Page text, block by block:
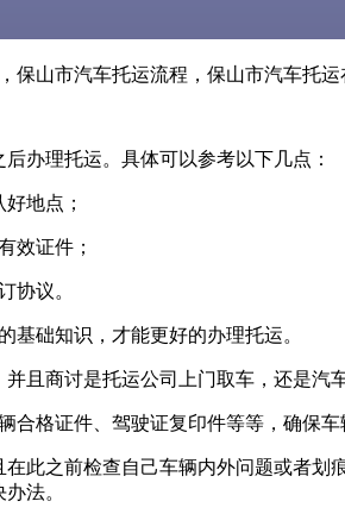
保山市汽车托运流程，保山市汽车托运
办理托运。具体可以参考以下几点：
地点；
效证件；
协议。
基础知识，才能更好的办理托运。
且商讨是托运公司上门取车，还是汽
格证件、驾驶证复印件等等，确保车
此之前检查自己车辆内外问题或者划
法。